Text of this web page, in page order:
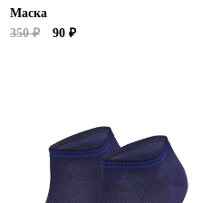
Маска
350 ₽
90 ₽